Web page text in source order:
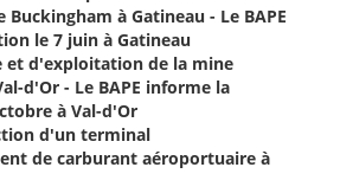
à Gatineau - Le BAPE
le 7 juin à Gatineau
et d'exploitation de la mine
d'Or - Le BAPE informe la
à Val-d'Or
d'un terminal
de carburant aéroportuaire à